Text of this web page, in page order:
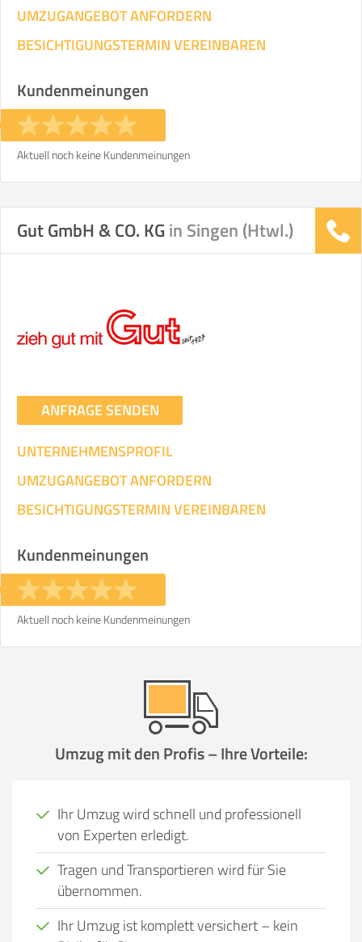
UMZUGANGEBOT ANFORDERN
BESICHTIGUNGSTERMIN VEREINBAREN
Kundenmeinungen
Aktuell noch keine Kundenmeinungen
Gut GmbH & CO. KGin Singen (Htwl.)
ANFRAGE SENDEN
UNTERNEHMENSPROFIL
UMZUGANGEBOT ANFORDERN
BESICHTIGUNGSTERMIN VEREINBAREN
Kundenmeinungen
Aktuell noch keine Kundenmeinungen
Umzug mit den Profis – Ihre Vorteile:
Ihr Umzug wird schnell und professionell
von Experten erledigt.
Tragen und Transportieren wird für Sie
übernommen.
Ihr Umzug ist komplett versichert – kein